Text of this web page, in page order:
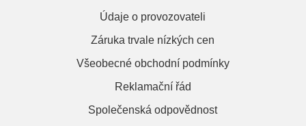
Údaje o provozovateli
Záruka trvale nízkých cen
Všeobecné obchodní podmínky
Reklamační řád
Společenská odpovědnost